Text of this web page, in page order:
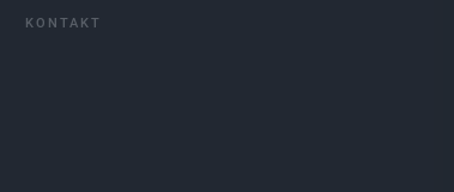
KONTAKT